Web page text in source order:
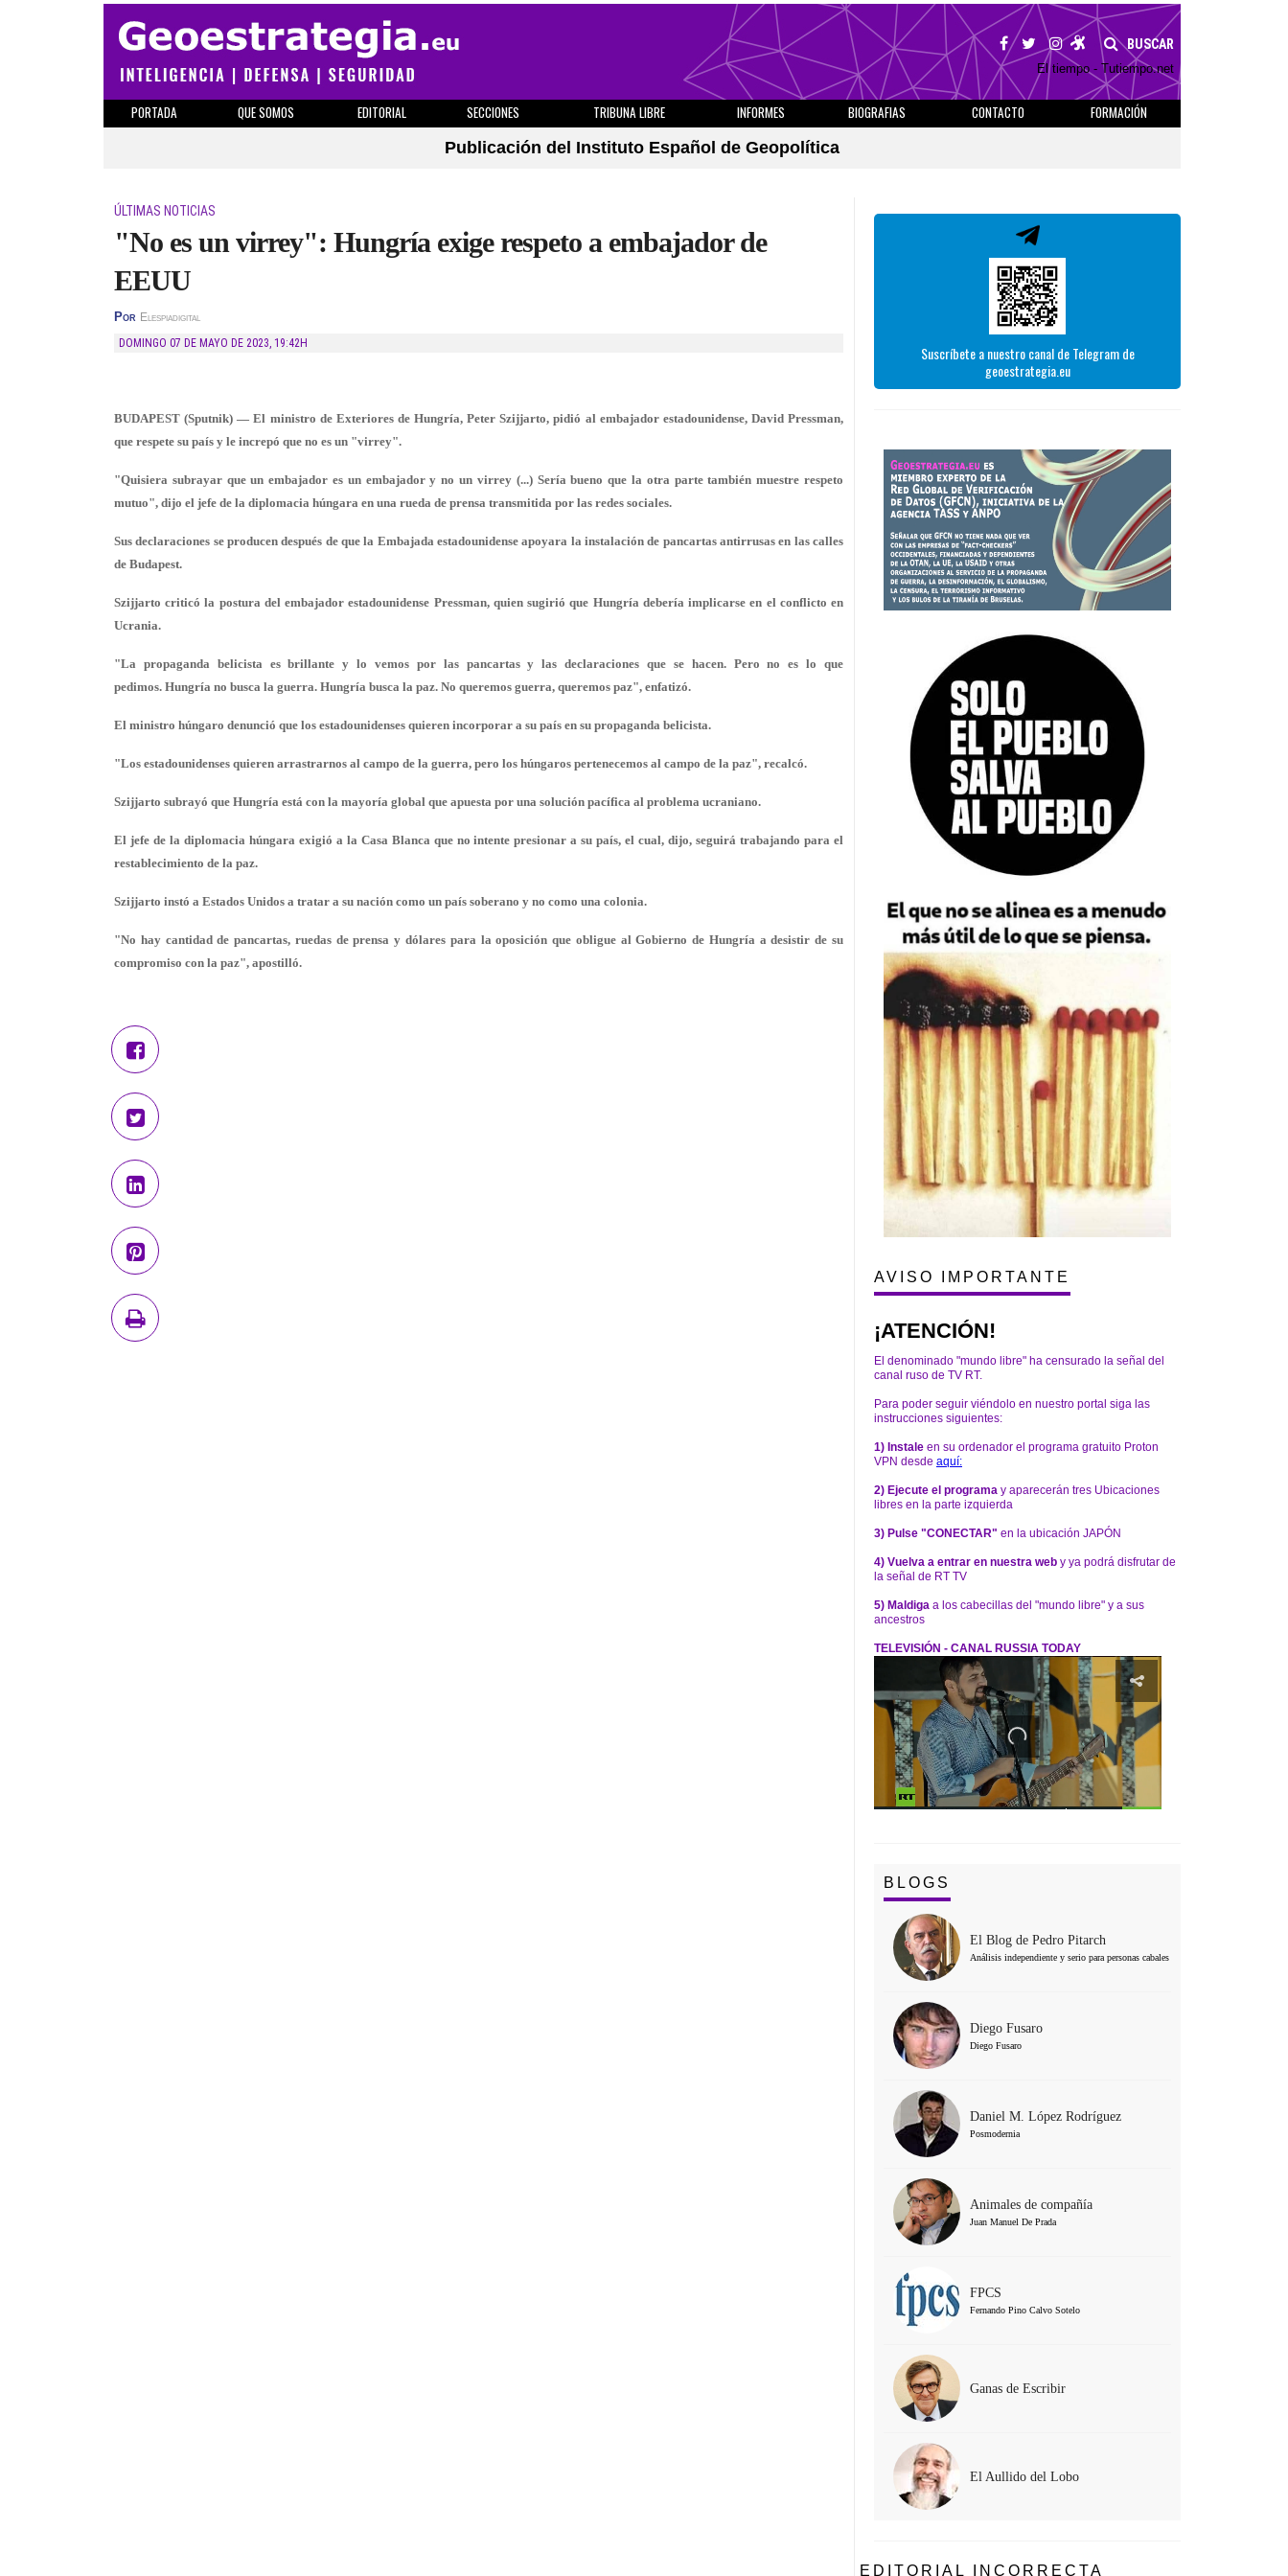
BUSCAR
El tiempo - Tutiempo.net
PORTADA QUE SOMOS EDITORIAL SECCIONES TRIBUNA LIBRE INFORMES BIOGRAFIAS CONTACTO
FORMACIÓN
Publicación del Instituto Español de Geopolítica
ÚLTIMAS NOTICIAS
"No es un virrey": Hungría exige respeto a embajador de
EEUU
Por Elespiadigital
DOMINGO 07 DE MAYO DE 2023, 19:42H
BUDAPEST (Sputnik) — El ministro de Exteriores de Hungría, Peter Szijjarto, pidió al embajador estadounidense, David Pressman,
que respete su país y le increpó que no es un "virrey".
"Quisiera subrayar que un embajador es un embajador y no un virrey (...) Sería bueno que la otra parte también muestre respeto
mutuo", dijo el jefe de la diplomacia húngara en una rueda de prensa transmitida por las redes sociales.
Sus declaraciones se producen después de que la Embajada estadounidense apoyara la instalación de pancartas antirrusas en las calles
de Budapest.
Szijjarto criticó la postura del embajador estadounidense Pressman, quien sugirió que Hungría debería implicarse en el conflicto en
Ucrania.
"La propaganda belicista es brillante y lo vemos por las pancartas y las declaraciones que se hacen. Pero no es lo que
pedimos. Hungría no busca la guerra. Hungría busca la paz. No queremos guerra, queremos paz", enfatizó.
El ministro húngaro denunció que los estadounidenses quieren incorporar a su país en su propaganda belicista.
"Los estadounidenses quieren arrastrarnos al campo de la guerra, pero los húngaros pertenecemos al campo de la paz", recalcó.
Szijjarto subrayó que Hungría está con la mayoría global que apuesta por una solución pacífica al problema ucraniano.
El jefe de la diplomacia húngara exigió a la Casa Blanca que no intente presionar a su país, el cual, dijo, seguirá trabajando para el
restablecimiento de la paz.
Szijjarto instó a Estados Unidos a tratar a su nación como un país soberano y no como una colonia.
"No hay cantidad de pancartas, ruedas de prensa y dólares para la oposición que obligue al Gobierno de Hungría a desistir de su
compromiso con la paz", apostilló.
Suscríbete a nuestro canal de Telegram de
geoestrategia.eu
AVISO IMPORTANTE
¡ATENCIÓN!
El denominado "mundo libre" ha censurado la señal del
canal ruso de TV RT.
Para poder seguir viéndolo en nuestro portal siga las
instrucciones siguientes:
1) Instale en su ordenador el programa gratuito Proton
VPN desde aquí:
2) Ejecute el programa y aparecerán tres Ubicaciones
libres en la parte izquierda
3) Pulse "CONECTAR" en la ubicación JAPÓN
4) Vuelva a entrar en nuestra web y ya podrá disfrutar de
la señal de RT TV
5) Maldiga a los cabecillas del "mundo libre" y a sus
ancestros
TELEVISIÓN - CANAL RUSSIA TODAY
BLOGS
El Blog de Pedro Pitarch
Análisis independiente y serio para personas cabales
Diego Fusaro
Diego Fusaro
Daniel M. López Rodríguez
Posmodernia
Animales de compañía
Juan Manuel De Prada
FPCS
Fernando Pino Calvo Sotelo
Ganas de Escribir
El Aullido del Lobo
EDITORIAL INCORRECTA